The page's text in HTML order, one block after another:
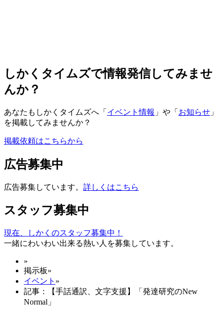
しかくタイムズで情報発信してみませ
んか？
あなたもしかくタイムズへ「 イベント情報 」や「 お知らせ 」
を掲載してみませんか？
掲載依頼はこちらから
広告募集中
広告募集しています。 詳しくはこちら
スタッフ募集中
現在、しかくのスタッフ募集中！
一緒にわいわい出来る熱い人を募集しています。
»
掲示板»
イベント »
記事：【手話通訳、文字支援】「発達研究のNew
Normal」